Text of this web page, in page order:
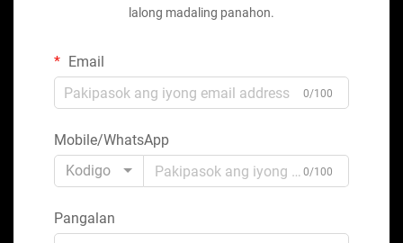
lalong madaling panahon.
Email
0/100
Mobile/WhatsApp
Kodigo
0/100
Pangalan